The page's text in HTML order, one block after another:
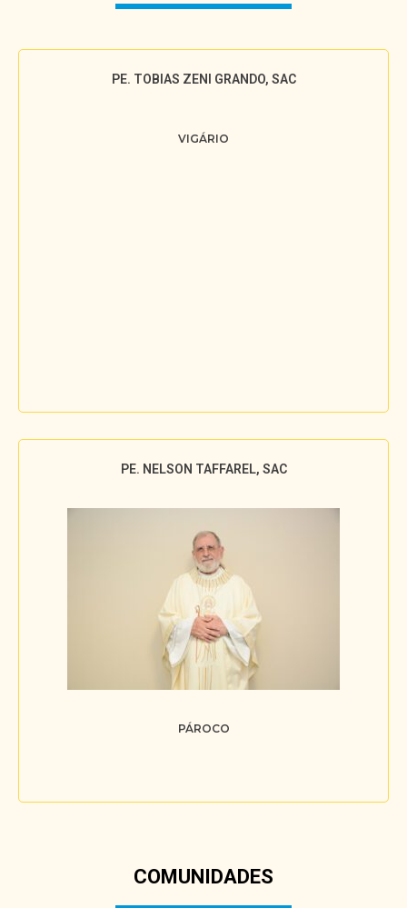
PE. TOBIAS ZENI GRANDO, SAC
VIGÁRIO
PE. NELSON TAFFAREL, SAC
PÁROCO
COMUNIDADES